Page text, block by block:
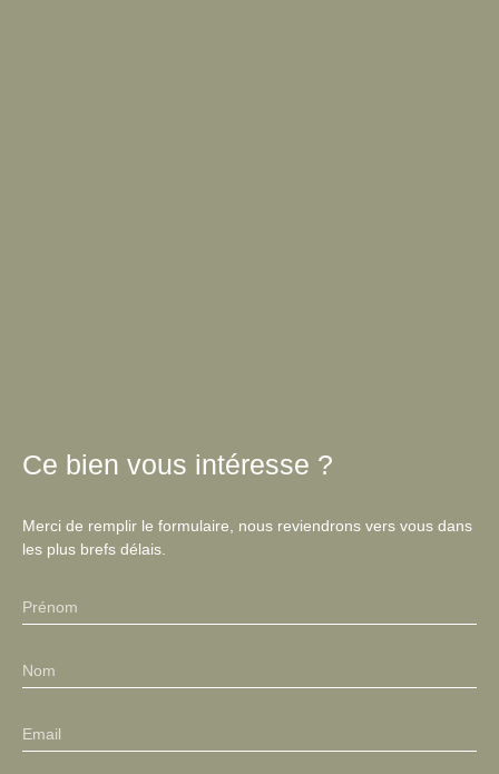
Ce bien vous intéresse ?
Merci de remplir le formulaire, nous reviendrons vers vous dans
les plus brefs délais.
Prénom
Nom
Email